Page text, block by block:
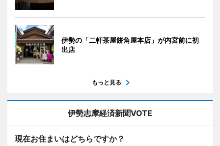
伊勢の「二軒茶屋餅角屋本店」が内宮前に初
出店
もっと見る
伊勢志摩経済新聞VOTE
現在お住まいはどちらですか？